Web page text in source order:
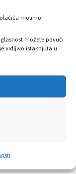
molimo
možete povući
vidljivo istaknjuta u